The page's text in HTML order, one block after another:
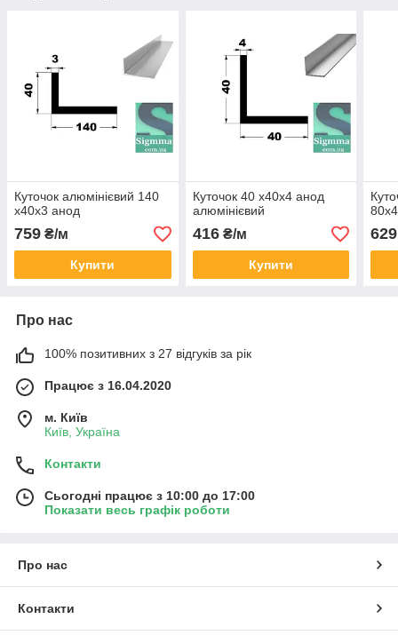
Куточок алюмінієвий 140
х40х3 анод
759 ₴/м
Купити
Куточок 40 х40х4 анод
алюмінієвий
416₴/м
Купити
629
Про нас
100% позитивних з 27 відгуків за рік
Працює з 16.04.2020
м. Київ
Київ, Україна
Контакти
Сьогодні працює з 10:00 до 17:00
Показати весь графік роботи
Про нас
Контакти